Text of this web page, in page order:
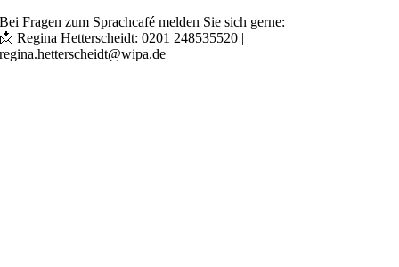
Bei Fragen zum Sprachcafé melden Sie sich gerne:
📩 Regina Hetterscheidt: 0201 248535520 |
regina.hetterscheidt@wipa.de